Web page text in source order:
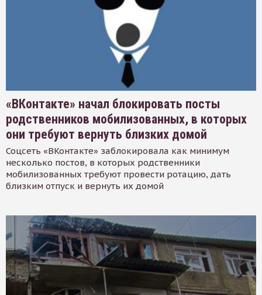
«ВКонтакте» начал блокировать посты
родственников мобилизованных, в которых
они требуют вернуть близких домой
Соцсеть «ВКонтакте» заблокировала как минимум
несколько постов, в которых родственники
мобилизованных требуют провести ротацию, дать
близким отпуск и вернуть их домой